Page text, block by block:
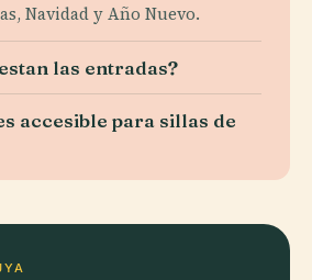
Navidad y Año Nuevo.
las entradas?
accesible para sillas de